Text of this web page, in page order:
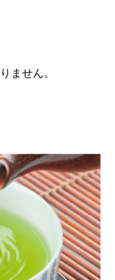
ません。